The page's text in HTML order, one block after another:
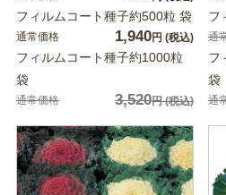
フィルムコート種子約500粒 袋
通常価格 1,940円 (税込)
フィルムコート種子約1000粒
袋
通常価格 3,520円(税込)
フ
通
フ
袋
通